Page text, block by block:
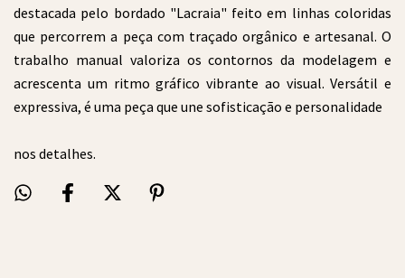
destacada pelo bordado "Lacraia" feito em linhas coloridas
que percorrem a peça com traçado orgânico e artesanal. O
trabalho manual valoriza os contornos da modelagem e
acrescenta um ritmo gráfico vibrante ao visual. Versátil e
expressiva, é uma peça que une sofisticação e personalidade
nos detalhes.